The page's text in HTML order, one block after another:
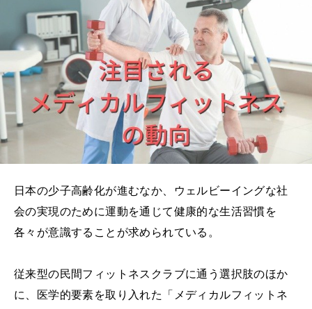
日本の少子高齢化が進むなか、ウェルビーイングな社
会の実現のために運動を通じて健康的な生活習慣を
各々が意識することが求められている。
従来型の民間フィットネスクラブに通う選択肢のほか
に、医学的要素を取り入れた「メディカルフィットネ